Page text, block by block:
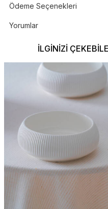
Ödeme Seçenekleri
Yorumlar
İLGINIZI